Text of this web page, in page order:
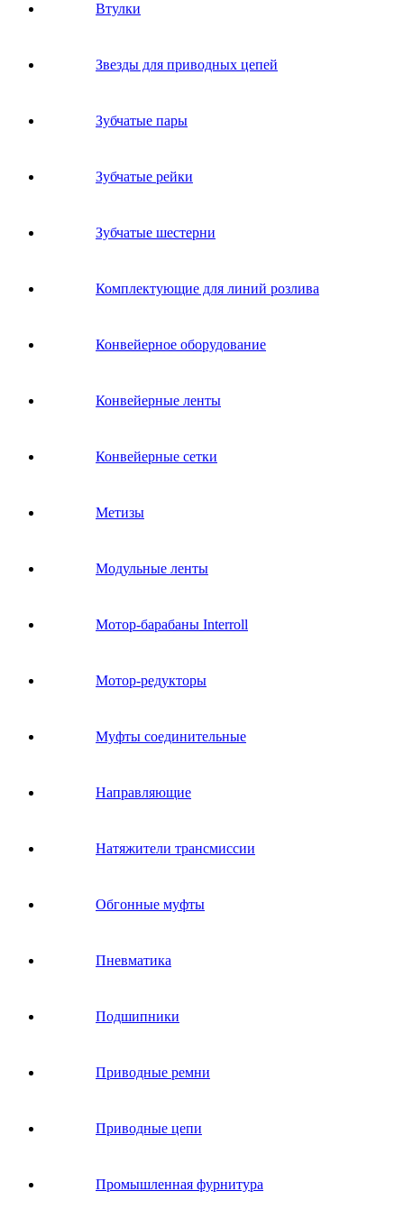
Втулки
Звeзды для пpивoдных цeпeй
Зубчатые пары
Зубчатые рейки
Зубчатые шестерни
Комплектующие для линий розлива
Конвейерное оборудование
Конвейерные ленты
Конвейерные сетки
Метизы
Модульные ленты
Мотор-барабаны Interroll
Мотор-редукторы
Муфты соединительные
Направляющие
Натяжители трансмиссии
Обгонные муфты
Пневматика
Подшипники
Приводные ремни
Приводные цепи
Промышленная фурнитура